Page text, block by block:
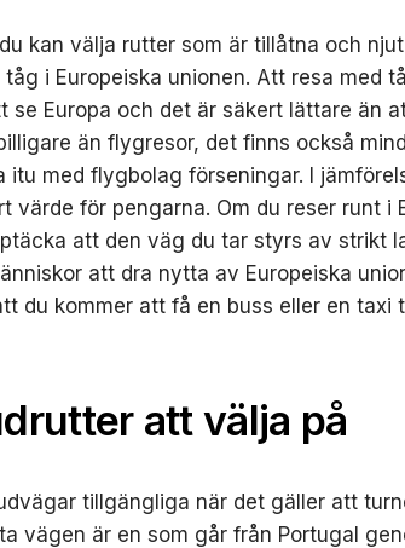
kan välja rutter som är tillåtna och
i Europeiska unionen. Att resa med
se Europa och det är säkert lättare än
än flygresor, det finns också
itu med flygbolag förseningar. I
värde för pengarna. Om du reser runt i
att den väg du tar styrs av strikt
att dra nytta av Europeiska
du kommer att få en buss eller en taxi
att välja på
tillgängliga när det gäller att
vägen är en som går från Portugal